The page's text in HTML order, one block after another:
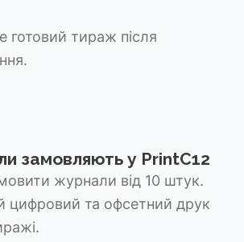
готовий тираж після
замовляють у PrintC12
журнали від 10 штук.
цифровий та офсетний друк